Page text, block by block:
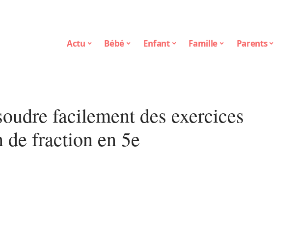
Actu Bébé Enfant Famille Parents
facilement des exercices
fraction en 5e